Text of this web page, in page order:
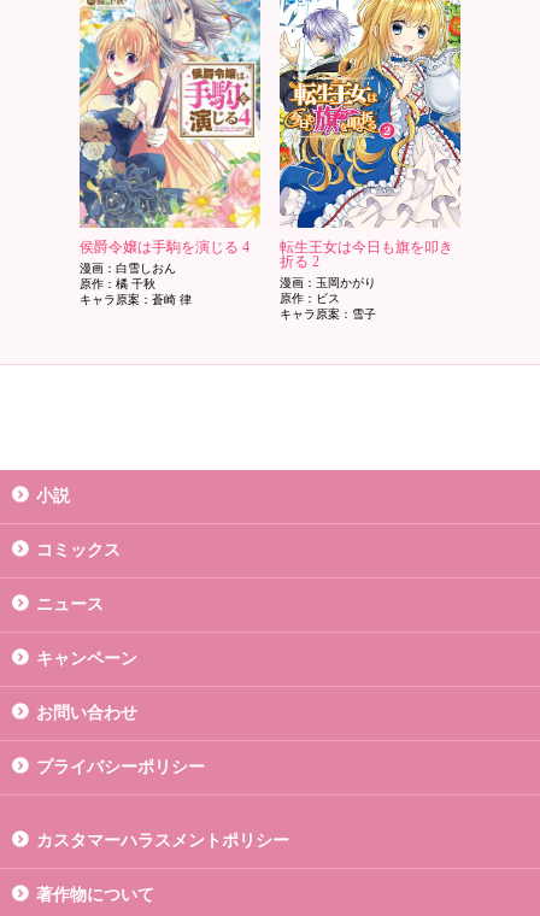
侯爵令嬢は手駒を演じる 4
漫画：白雪しおん
原作：橘 千秋
キャラ原案：蒼崎 律
転生王女は今日も旗を叩き
折る 2
漫画：玉岡かがり
原作：ビス
キャラ原案：雪子
小説
コミックス
ニュース
キャンペーン
お問い合わせ
プライバシーポリシー
カスタマーハラスメントポリシー
著作物について